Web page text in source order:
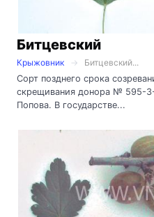
Битцевский
Крыжовник
Битцевский...
Сорт позднего срока
скрещивания донора № 595-
Попова. В государстве...